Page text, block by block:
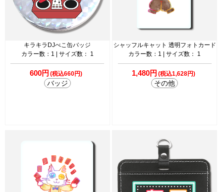
キラキラDJべこ缶バッジ
カラー数：1 | サイズ数： 1
600円 (税込660円)
バッジ
シャッフルキャット 透明フォトカード
カラー数：1 | サイズ数： 1
1,480円 (税込1,628円)
その他